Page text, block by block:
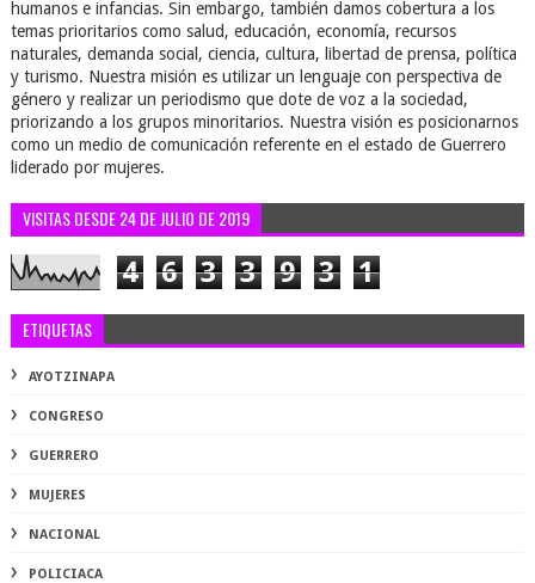
humanos e infancias. Sin embargo, también damos cobertura a los
temas prioritarios como salud, educación, economía, recursos
naturales, demanda social, ciencia, cultura, libertad de prensa, política
y turismo. Nuestra misión es utilizar un lenguaje con perspectiva de
género y realizar un periodismo que dote de voz a la sociedad,
priorizando a los grupos minoritarios. Nuestra visión es posicionarnos
como un medio de comunicación referente en el estado de Guerrero
liderado por mujeres.
VISITAS DESDE 24 DE JULIO DE 2019
4 6 3 3 9 3 1
ETIQUETAS
AYOTZINAPA
CONGRESO
GUERRERO
MUJERES
NACIONAL
POLICIACA